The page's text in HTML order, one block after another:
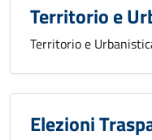
Territorio e
Territorio e
Elezioni